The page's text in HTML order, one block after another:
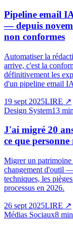
Pipeline email
— depuis
non conformes
Automatiser la
arrive, c'est la
définitivement les
d'un pipeline email
19 sept 2025LIRE ↗
Design System13 min
J'ai migré 20
ce que personne
Migrer un patrimoine
changement d'outil
techniques, les
processus en 2026.
26 sept 2025LIRE ↗
Médias Sociaux8 min